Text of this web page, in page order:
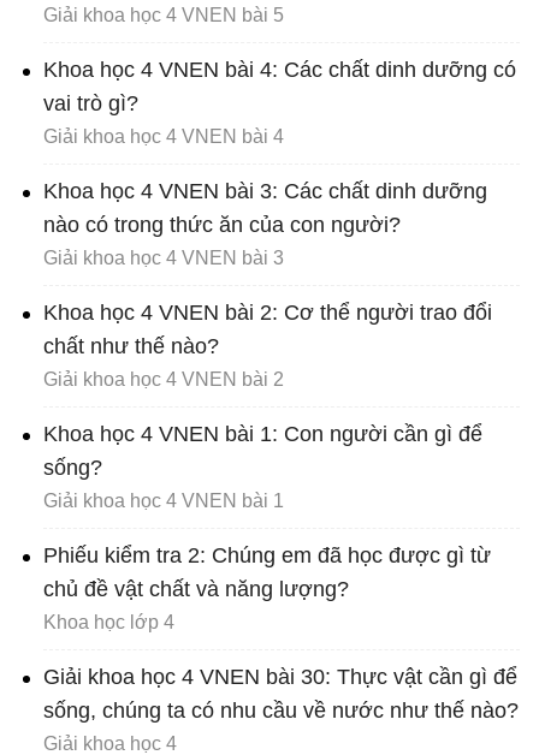
Giải khoa học 4 VNEN bài 5
Khoa học 4 VNEN bài 4: Các chất dinh dưỡng có
vai trò gì?
Giải khoa học 4 VNEN bài 4
Khoa học 4 VNEN bài 3: Các chất dinh dưỡng
nào có trong thức ăn của con người?
Giải khoa học 4 VNEN bài 3
Khoa học 4 VNEN bài 2: Cơ thể người trao đổi
chất như thế nào?
Giải khoa học 4 VNEN bài 2
Khoa học 4 VNEN bài 1: Con người cần gì để
sống?
Giải khoa học 4 VNEN bài 1
Phiếu kiểm tra 2: Chúng em đã học được gì từ
chủ đề vật chất và năng lượng?
Khoa học lớp 4
Giải khoa học 4 VNEN bài 30: Thực vật cần gì để
sống, chúng ta có nhu cầu về nước như thế nào?
Giải khoa học 4